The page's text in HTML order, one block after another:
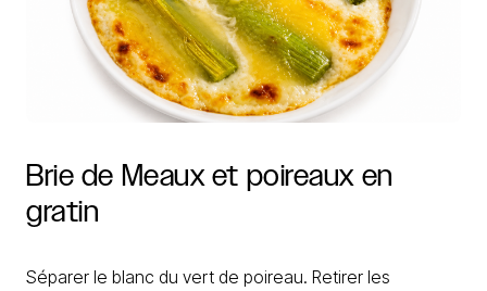
Brie de Meaux et poireaux en
gratin
Séparer le blanc du vert de poireau. Retirer les